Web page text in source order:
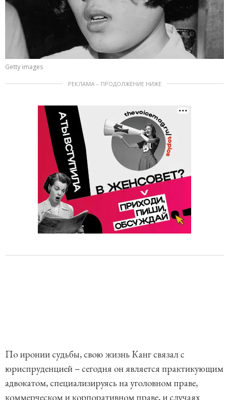
Getty images
РЕКЛАМА – ПРОДОЛЖЕНИЕ НИЖЕ
По иронии судьбы, свою жизнь Канг связал с
юриспруденцией – сегодня он является практикующим
адвокатом, специализируясь на уголовном праве,
коммерческом и корпоративном праве, и случаях